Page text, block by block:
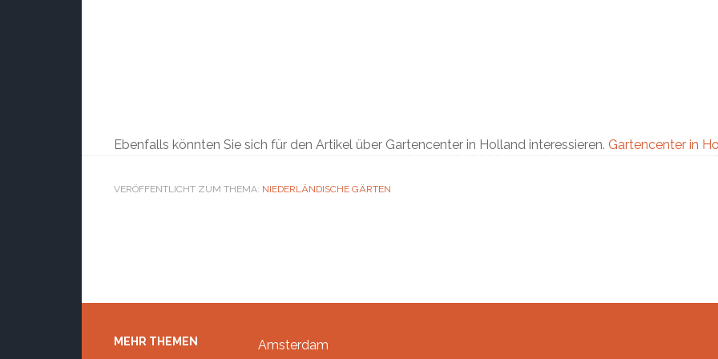
Ebenfalls könnten Sie sich für den Artikel über Gartencenter in Holland interessieren. Gartencenter in
VERÖFFENTLICHT ZUM THEMA: NIEDERLÄNDISCHE GÄRTEN
Footer
MEHR THEMEN
Amsterdam